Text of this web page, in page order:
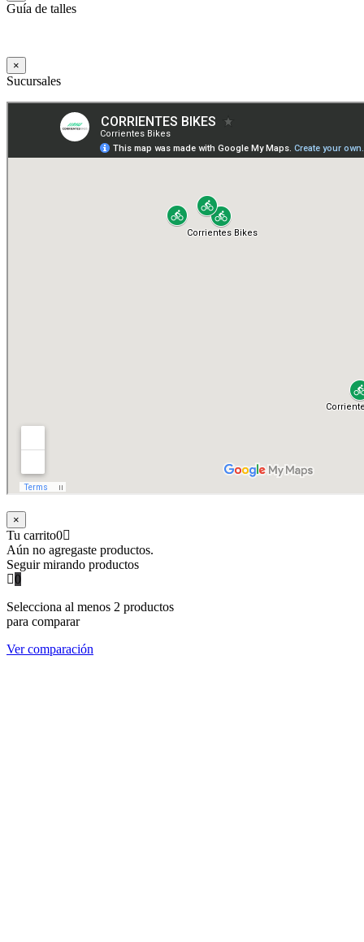
Guía de talles
×
Sucursales
×
Tu carrito0
Aún no agregaste productos.
Seguir mirando productos
0
Selecciona al menos 2 productos
para comparar
Ver comparación